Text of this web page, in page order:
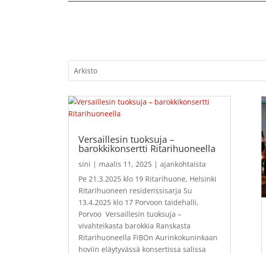
Versaillesin tuoksuja –
barokkikonsertti Ritarihuoneella
sini | maalis 11, 2025 |ajankohtaista
Pe 21.3.2025 klo 19 Ritarihuone, Helsinki
Ritarihuoneen residenssisarja Su
13.4.2025 klo 17 Porvoon taidehalli,
Porvoo Versaillesin tuoksuja –
vivahteikasta barokkia Ranskasta
Ritarihuoneella FiBOn Aurinkokuninkaan
hoviin eläytyvässä konsertissa salissa